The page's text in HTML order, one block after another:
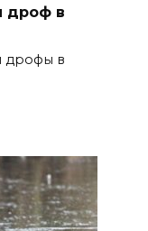
дроф в
дрофы в